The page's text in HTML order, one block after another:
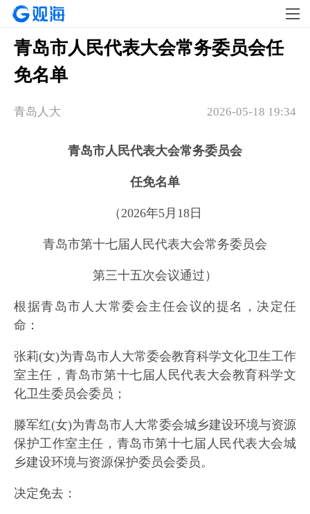
青岛市人民代表大会常务委员会任
免名单
2026-05-18 19:34
青岛人大
青岛市人民代表大会常务委员会
任免名单
（2026年5月18日
青岛市第十七届人民代表大会常务委员会
第三十五次会议通过）
根据青岛市人大常委会主任会议的提名，决定任
命：
张莉(女)为青岛市人大常委会教育科学文化卫生工作
室主任，青岛市第十七届人民代表大会教育科学文
化卫生委员会委员；
滕军红(女)为青岛市人大常委会城乡建设环境与资源
保护工作室主任，青岛市第十七届人民代表大会城
乡建设环境与资源保护委员会委员。
决定免去：